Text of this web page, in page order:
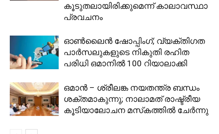
കൂടുതലായിരിക്കുമെന്ന് കാലാവസ്ഥാ
പ്രവചനം
ഓൺലൈൻ ഷോപ്പിംഗ്; വ്യക്തിഗത
പാർസലുകളുടെ നികുതി രഹിത
പരിധി ഒമാനിൽ 100 റിയാലാക്കി
ഒമാൻ – ശ്രീലങ്ക നയതന്ത്ര ബന്ധം
ശക്തമാകുന്നു; നാലാമത് രാഷ്ട്രീയ
കൂടിയാലോചന മസ്‌കത്തിൽ ചേർന്നു